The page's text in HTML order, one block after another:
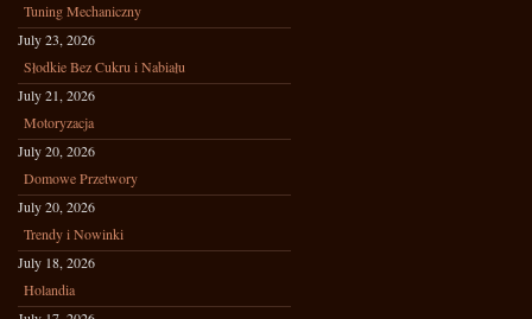
Tuning Mechaniczny
July 23, 2026
Słodkie Bez Cukru i Nabiału
July 21, 2026
Motoryzacja
July 20, 2026
Domowe Przetwory
July 20, 2026
Trendy i Nowinki
July 18, 2026
Holandia